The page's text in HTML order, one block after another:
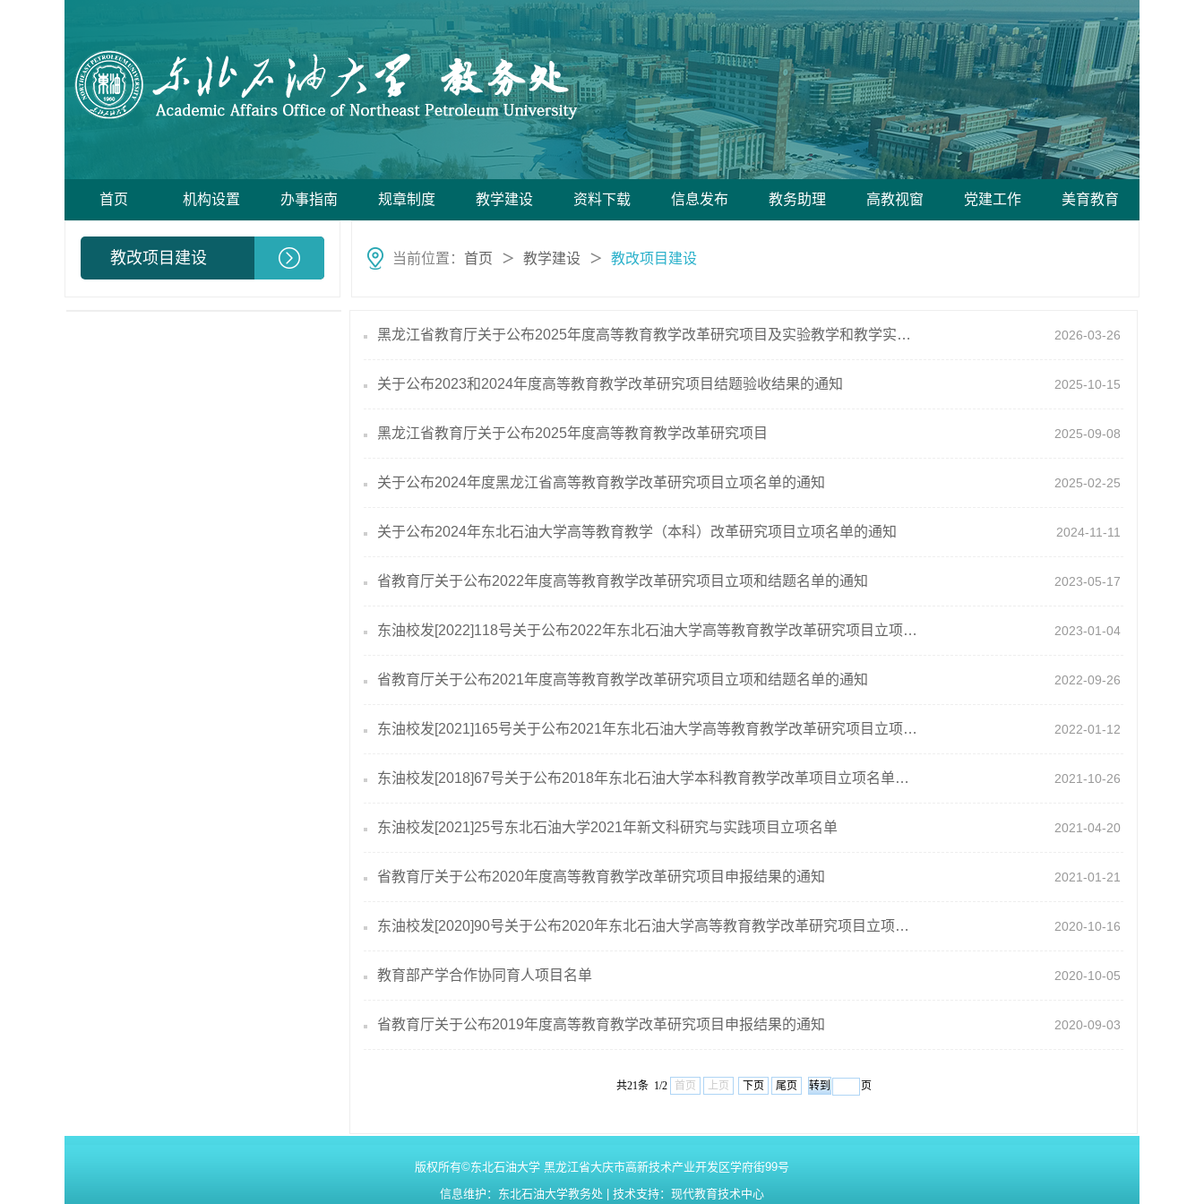
首页 机构设置 办事指南 规章制度 教学建设 资料下载 信息发布 教务助理 高教视窗 党建工作 美育教育
教改项目建设 当前位置： 首页 ＞ 教学建设 ＞ 教改项目建设
黑龙江省教育厅关于公布2025年度高等教育教学改革研究项目及实验教学和教学实验室建设研究... 2026-03-26
关于公布2023和2024年度高等教育教学改革研究项目结题验收结果的通知 2025-10-15
黑龙江省教育厅关于公布2025年度高等教育教学改革研究项目 2025-09-08
关于公布2024年度黑龙江省高等教育教学改革研究项目立项名单的通知 2025-02-25
关于公布2024年东北石油大学高等教育教学（本科）改革研究项目立项名单的通知 2024-11-11
省教育厅关于公布2022年度高等教育教学改革研究项目立项和结题名单的通知 2023-05-17
东油校发[2022]118号关于公布2022年东北石油大学高等教育教学改革研究项目立项名单的通知 2023-01-04
省教育厅关于公布2021年度高等教育教学改革研究项目立项和结题名单的通知 2022-09-26
东油校发[2021]165号关于公布2021年东北石油大学高等教育教学改革研究项目立项名单的通知 2022-01-12
东油校发[2018]67号关于公布2018年东北石油大学本科教育教学改革项目立项名单的通知 2021-10-26
东油校发[2021]25号东北石油大学2021年新文科研究与实践项目立项名单 2021-04-20
省教育厅关于公布2020年度高等教育教学改革研究项目申报结果的通知 2021-01-21
东油校发[2020]90号关于公布2020年东北石油大学高等教育教学改革研究项目立项名单的通知 2020-10-16
教育部产学合作协同育人项目名单 2020-10-05
省教育厅关于公布2019年度高等教育教学改革研究项目申报结果的通知 2020-09-03
共21条 1/2 首页 上页 下页 尾页 页
版权所有©东北石油大学 黑龙江省大庆市高新技术产业开发区学府街99号
信息维护：东北石油大学教务处 | 技术支持：现代教育技术中心